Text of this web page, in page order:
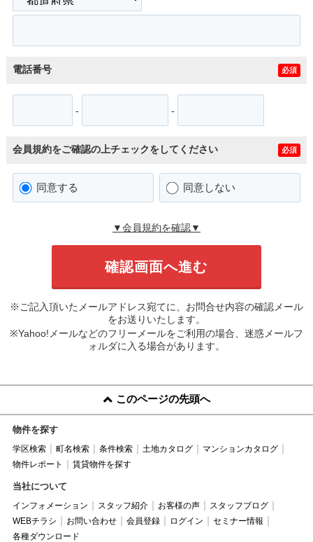
電話番号 必須
- -
会員規約をご確認の上チェックをしてください 必須
同意する 同意しない
▼会員規約を確認▼
※ご記入頂いたメールアドレス宛てに、お問合せ内容の確認メール
をお送りいたします。
※Yahoo!メールなどのフリーメールをご利用の場合、迷惑メールフ
ォルダに入る場合があります。
このページの先頭へ
物件を探す
学区検索 町名検索 条件検索 土地カタログ
マンションカタログ
物件レポート
賃貸物件を探す
当社について
インフォメーション スタッフ紹介 お客様の声
スタッフブログ
WEBチラシ
お問い合わせ 会員登録 ログイン
セミナー情報
各種ダウンロード